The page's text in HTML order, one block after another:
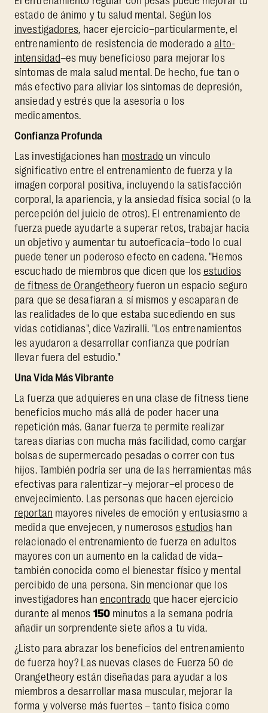
estado de ánimo y tu salud mental. Según los
investigadores, hacer ejercicio–particularmente, el
entrenamiento de resistencia de moderado a alto-
intensidad–es muy beneficioso para mejorar los
síntomas de mala salud mental. De hecho, fue tan o
más efectivo para aliviar los síntomas de depresión,
ansiedad y estrés que la asesoría o los
medicamentos.
Confianza Profunda
Las investigaciones han mostrado un vínculo
significativo entre el entrenamiento de fuerza y la
imagen corporal positiva, incluyendo la satisfacción
corporal, la apariencia, y la ansiedad física social (o la
percepción del juicio de otros). El entrenamiento de
fuerza puede ayudarte a superar retos, trabajar hacia
un objetivo y aumentar tu autoeficacia–todo lo cual
puede tener un poderoso efecto en cadena. "Hemos
escuchado de miembros que dicen que losestudios
de fitness de Orangetheoryfueron un espacio seguro
para que se desafiaran a sí mismos y escaparan de
las realidades de lo que estaba sucediendo en sus
vidas cotidianas", dice Vaziralli. "Los entrenamientos
les ayudaron a desarrollar confianza que podrían
llevar fuera del estudio."
Una Vida Más Vibrante
La fuerza que adquieres en una clase de fitness tiene
beneficios mucho más allá de poder hacer una
repetición más. Ganar fuerza te permite realizar
tareas diarias con mucha más facilidad, como cargar
bolsas de supermercado pesadas o correr con tus
hijos. También podría ser una de las herramientas más
efectivas para ralentizar–y mejorar–el proceso de
envejecimiento. Las personas que hacen ejercicio
reportan mayores niveles de emoción y entusiasmo a
medida que envejecen, y numerososestudios han
relacionado el entrenamiento de fuerza en adultos
mayores con un aumento en la calidad de vida–
también conocida como el bienestar físico y mental
percibido de una persona. Sin mencionar que los
investigadores han encontrado que hacer ejercicio
durante al menos 150 minutos a la semana podría
añadir un sorprendente siete años a tu vida.
¿Listo para abrazar los beneficios del entrenamiento
de fuerza hoy? Las nuevas clases de Fuerza 50 de
Orangetheory están diseñadas para ayudar a los
miembros a desarrollar masa muscular, mejorar la
forma y volverse más fuertes – tanto física como